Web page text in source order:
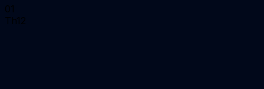
01
Th12